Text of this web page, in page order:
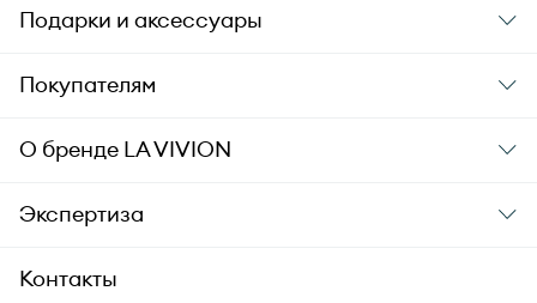
Подарки и аксессуары
Подарки
Уход за украшениями
Аксессуары
Покупателям
Заказ и оплата
Гарантия подлинности
Комплект документов
О бренде LA VIVION
О компании
Экспертиза
Академия LA VIVION
Контакты